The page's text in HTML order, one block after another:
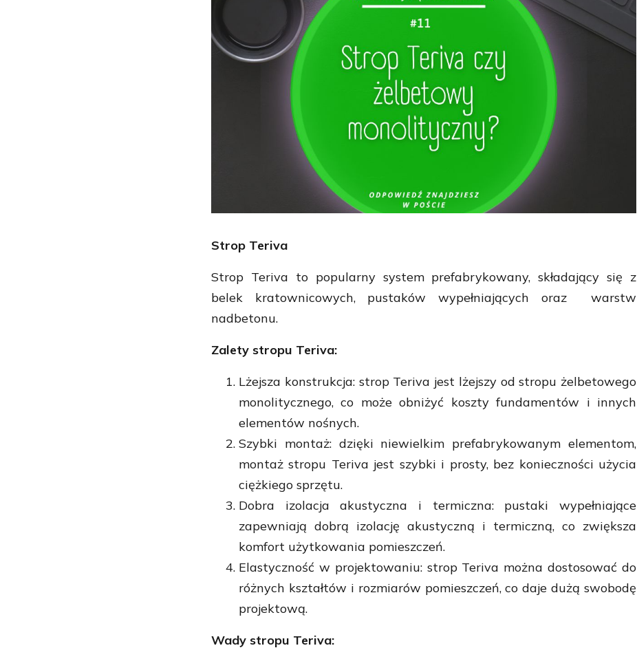
Strop Teriva
Strop Teriva to popularny system prefabrykowany, składający się z
belek kratownicowych, pustaków wypełniających oraz warstw
nadbetonu.
Zalety stropu Teriva:
Lżejsza konstrukcja: strop Teriva jest lżejszy od stropu żelbetowego
monolitycznego, co może obniżyć koszty fundamentów i innych
elementów nośnych.
Szybki montaż: dzięki niewielkim prefabrykowanym elementom,
montaż stropu Teriva jest szybki i prosty, bez konieczności użycia
ciężkiego sprzętu.
Dobra izolacja akustyczna i termiczna: pustaki wypełniające
zapewniają dobrą izolację akustyczną i termiczną, co zwiększa
komfort użytkowania pomieszczeń.
Elastyczność w projektowaniu: strop Teriva można dostosować do
różnych kształtów i rozmiarów pomieszczeń, co daje dużą swobodę
projektową.
Wady stropu Teriva: